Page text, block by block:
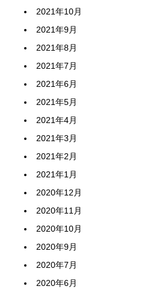
2021年10月
2021年9月
2021年8月
2021年7月
2021年6月
2021年5月
2021年4月
2021年3月
2021年2月
2021年1月
2020年12月
2020年11月
2020年10月
2020年9月
2020年7月
2020年6月